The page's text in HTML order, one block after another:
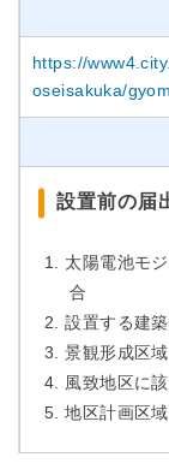
https://
oseisakuka/
設置前の届
太陽電池モ
合
設置する建
景観形成区
風致地区に
地区計画区